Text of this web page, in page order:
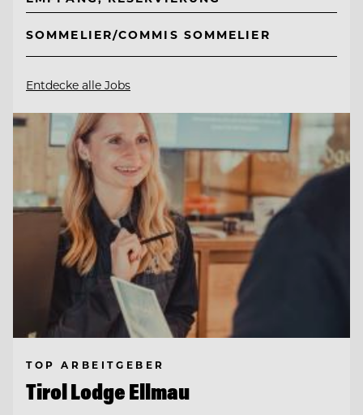
SOMMELIER/COMMIS SOMMELIER
Entdecke alle Jobs
TOP ARBEITGEBER
Tirol Lodge Ellmau